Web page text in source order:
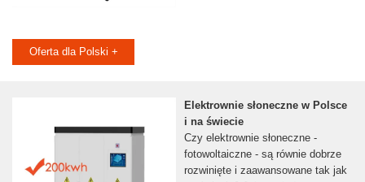
Oferta dla Polski +
Elektrownie słoneczne w Polsce
i na świecie
Czy elektrownie słoneczne -
fotowoltaiczne - są równie dobrze
rozwinięte i zaawansowane tak jak